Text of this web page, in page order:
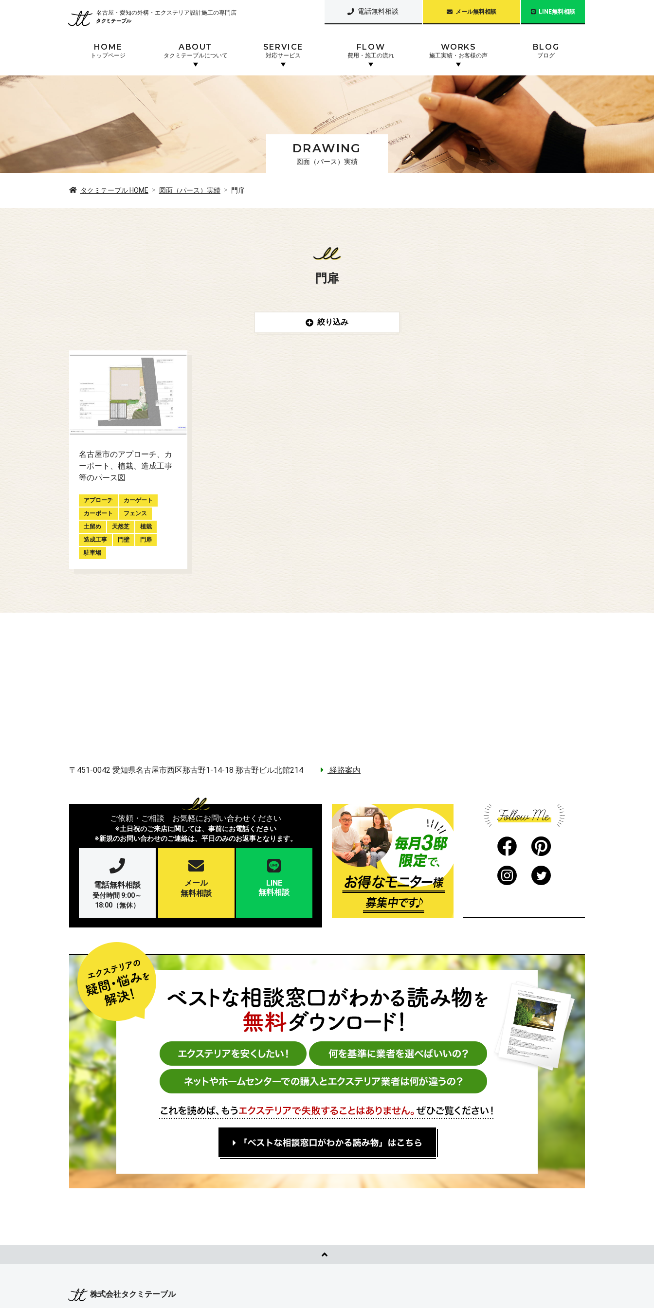
名古屋・愛知の外構・エクステリア設計施工の専門店 電話無料相談 メール無料相談 LINE無料相談
HOME
トップページ
ABOUT
タクミテーブルについて
SERVICE
対応サービス
FLOW
費用・施工の流れ
WORKS
施工実績・お客様の声
BLOG
ブログ
DRAWING
図面（パース）実績
タクミテーブルHOME 図面（パース）実績 門扉
門扉
絞り込み
名古屋市のアプローチ、カ
ーポート、植栽、造成工事
等のパース図
アプローチ
カーゲート
カーポート
フェンス
土留め
天然芝
植栽
造成工事
門壁
門扉
駐車場
〒451-0042 愛知県名古屋市西区那古野1-14-18 那古野ビル北館214 経路案内
ご依頼・ご相談 お気軽にお問い合わせください
※土日祝のご来店に関しては、事前にお電話ください
※新規のお問い合わせのご連絡は、平日のみのお返事となります。
電話無料相談
受付時間 9:00～
18:00（無休）
メール
無料相談
LINE
無料相談
株式会社タクミテーブル